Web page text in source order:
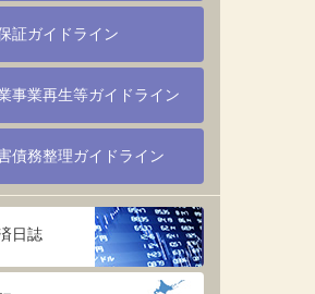
証ガイドライン
事業再生等ガイドライン
債務整理ガイドライン
日誌